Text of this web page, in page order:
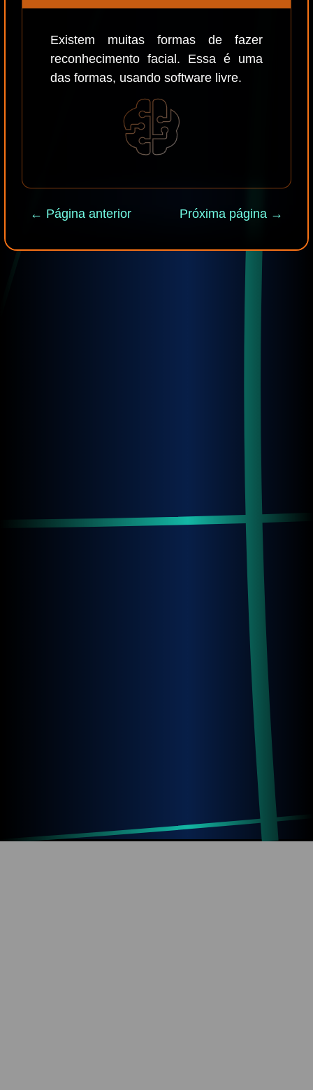
Existem muitas formas de fazer
reconhecimento facial. Essa é uma
das formas, usando software livre.
← Página anterior Próxima página →